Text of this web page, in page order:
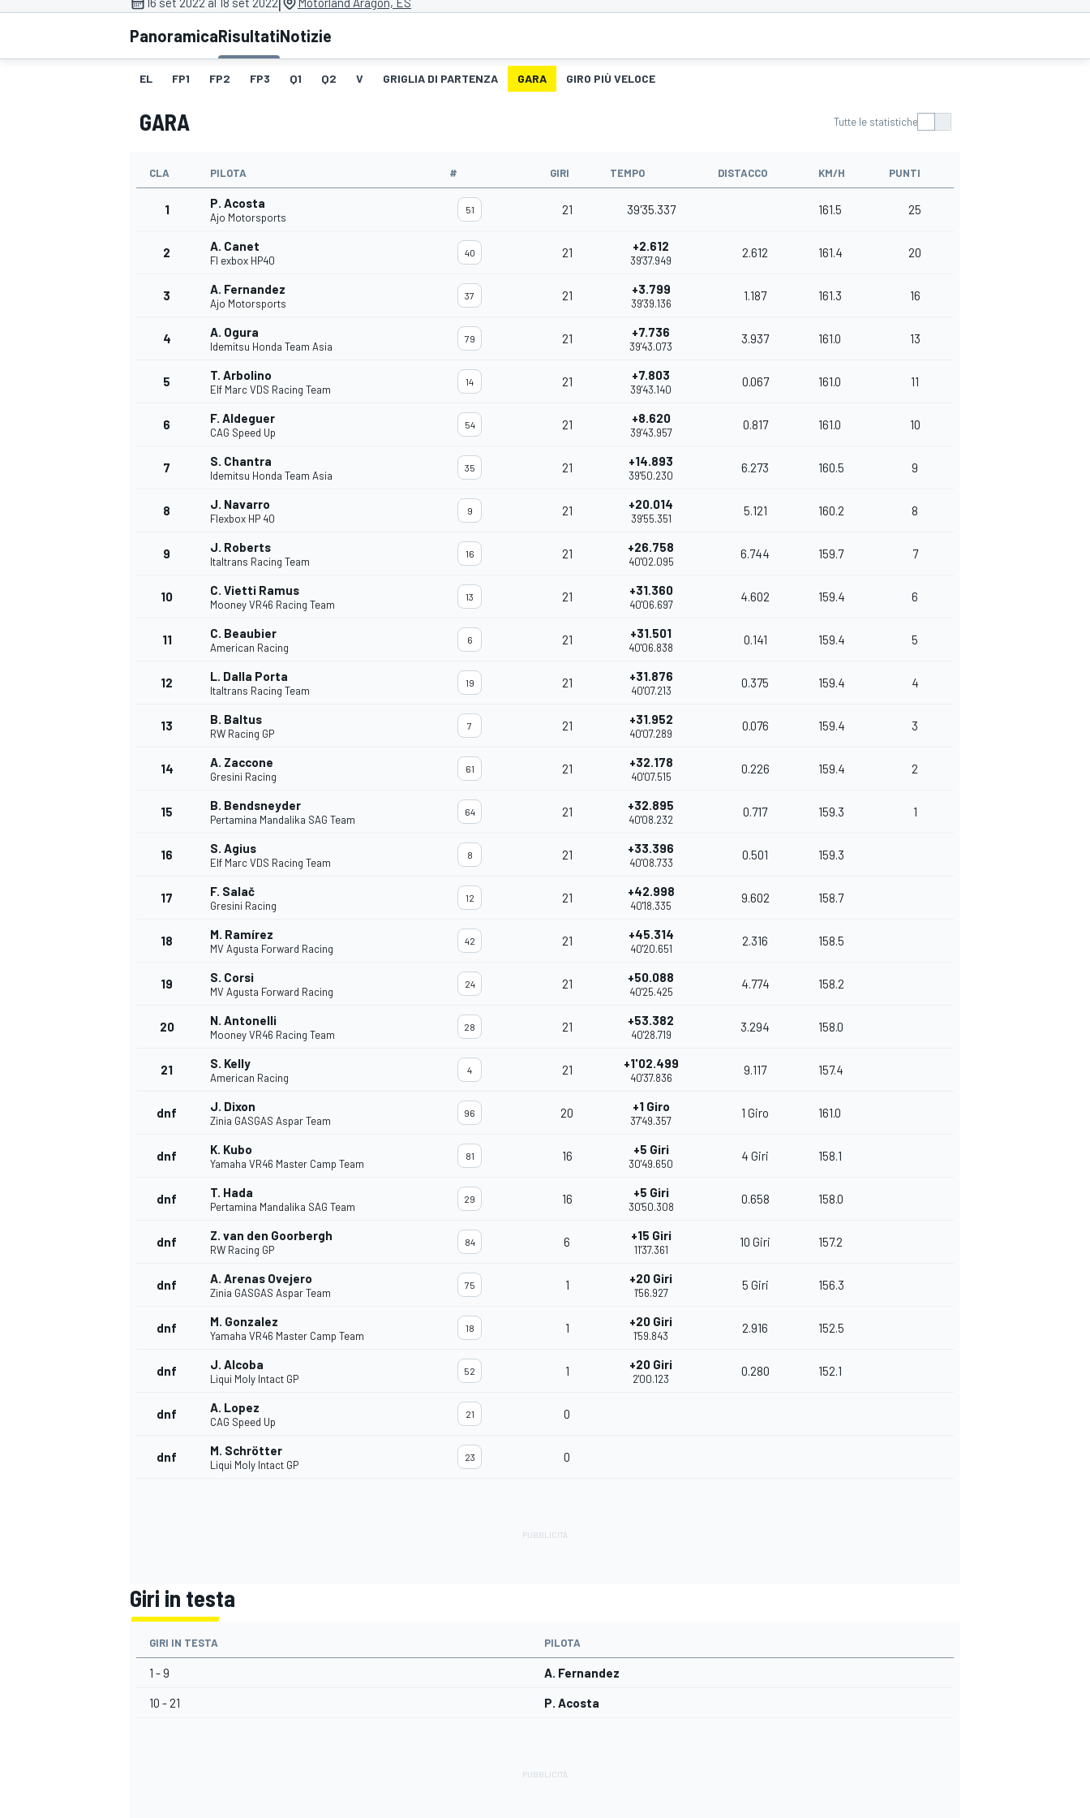
MOTOGP WEC
ENDURANCE/GT
PanoramicaRisultatiNotizie
EL FP1 FP2 FP3 Q1 Q2 V GRIGLIA DI PARTENZA GARA GIRO PIÙ VELOCE
GARA Tutte le statistiche
CLA PILOTA # GIRI TEMPO DISTACCO KM/H PUNTI
1 P. Acosta
Ajo Motorsports
51 21 39'35.337 161.5 25
2 A. Canet
Fl exbox HP40
40 21 +2.612
39'37.949
2.612 161.4 20
3 A. Fernandez
Ajo Motorsports
37 21 +3.799
39'39.136
1.187 161.3 16
4 A. Ogura
Idemitsu Honda Team Asia
79 21 +7.736
39'43.073
3.937 161.0 13
5 T. Arbolino
Elf Marc VDS Racing Team
14 21 +7.803
39'43.140
0.067 161.0 11
6 F. Aldeguer
CAG Speed Up
54 21 +8.620
39'43.957
0.817 161.0 10
7 S. Chantra
Idemitsu Honda Team Asia
35 21 +14.893
39'50.230
6.273 160.5 9
8 J. Navarro
Flexbox HP 40
9 21 +20.014
39'55.351
5.121 160.2 8
9 J. Roberts
Italtrans Racing Team
16 21 +26.758
40'02.095
6.744 159.7 7
10 C. Vietti Ramus
Mooney VR46 Racing Team
13 21 +31.360
40'06.697
4.602 159.4 6
11 C. Beaubier
American Racing
6 21 +31.501
40'06.838
0.141 159.4 5
12 L. Dalla Porta
Italtrans Racing Team
19 21 +31.876
40'07.213
0.375 159.4 4
13 B. Baltus
RW Racing GP
7 21 +31.952
40'07.289
0.076 159.4 3
14 A. Zaccone
Gresini Racing
61 21 +32.178
40'07.515
0.226 159.4 2
15 B. Bendsneyder
Pertamina Mandalika SAG Team
64 21 +32.895
40'08.232
0.717 159.3 1
16 S. Agius
Elf Marc VDS Racing Team
8 21 +33.396
40'08.733
0.501 159.3
17 F. Salač
Gresini Racing
12 21 +42.998
40'18.335
9.602 158.7
18 M. Ramírez
MV Agusta Forward Racing
42 21 +45.314
40'20.651
2.316 158.5
19 S. Corsi
MV Agusta Forward Racing
24 21 +50.088
40'25.425
4.774 158.2
20 N. Antonelli
Mooney VR46 Racing Team
28 21 +53.382
40'28.719
3.294 158.0
21 S. Kelly
American Racing
4 21 +1'02.499
40'37.836
9.117 157.4
dnf J. Dixon
Zinia GASGAS Aspar Team
96 20 +1 Giro
37'49.357
1 Giro 161.0
dnf K. Kubo
Yamaha VR46 Master Camp Team
81 16 +5 Giri
30'49.650
4 Giri 158.1
dnf T. Hada
Pertamina Mandalika SAG Team
29 16 +5 Giri
30'50.308
0.658 158.0
dnf Z. van den Goorbergh
RW Racing GP
84 6 +15 Giri
11'37.361
10 Giri 157.2
dnf A. Arenas Ovejero
Zinia GASGAS Aspar Team
75 1 +20 Giri
1'56.927
5 Giri 156.3
dnf M. Gonzalez
Yamaha VR46 Master Camp Team
18 1 +20 Giri
1'59.843
2.916 152.5
dnf J. Alcoba
Liqui Moly Intact GP
52 1 +20 Giri
2'00.123
0.280 152.1
dnf A. Lopez
CAG Speed Up
21 0
dnf M. Schrötter
Liqui Moly Intact GP
23 0
Giri in testa
GIRI IN TESTA PILOTA
1 - 9 A. Fernandez
10 - 21 P. Acosta